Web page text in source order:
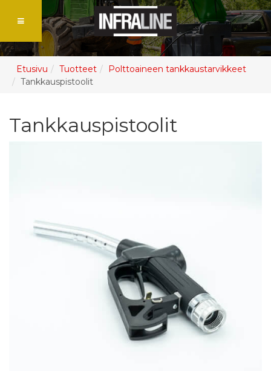
Etusivu Tuotteet
Polttoaineen tankkaustarvikkeet
Tankkauspistoolit
Tankkauspistoolit